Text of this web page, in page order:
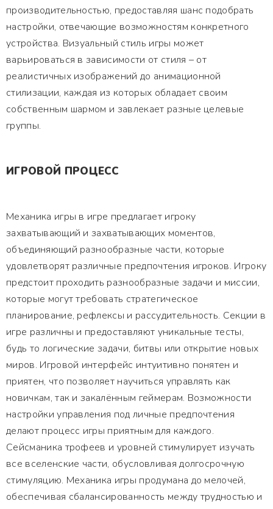
производительностью, предоставляя шанс подобрать
настройки, отвечающие возможностям конкретного
устройства. Визуальный стиль игры может
варьироваться в зависимости от стиля – от
реалистичных изображений до анимационной
стилизации, каждая из которых обладает своим
собственным шармом и завлекает разные целевые
группы.
ИГРОВОЙ ПРОЦЕСС
Механика игры в игре предлагает игроку
захватывающий и захватывающих моментов,
объединяющий разнообразные части, которые
удовлетворят различные предпочтения игроков. Игроку
предстоит проходить разнообразные задачи и миссии,
которые могут требовать стратегическое
планирование, рефлексы и рассудительность. Секции в
игре различны и предоставляют уникальные тесты,
будь то логические задачи, битвы или открытие новых
миров. Игровой интерфейс интуитивно понятен и
приятен, что позволяет научиться управлять как
новичкам, так и закалённым геймерам. Возможности
настройки управления под личные предпочтения
делают процесс игры приятным для каждого.
Сейсманика трофеев и уровней стимулирует изучать
все вселенские части, обусловливая долгосрочную
стимуляцию. Механика игры продумана до мелочей,
обеспечивая сбалансированность между трудностью и